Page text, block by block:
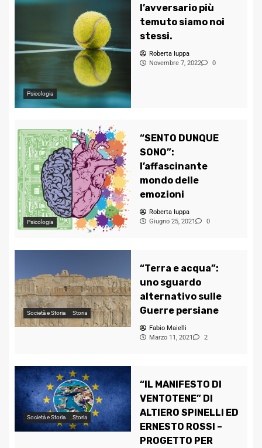
Psicologia
l’avversario più
temuto siamo noi
stessi.
Roberta Iuppa
Novembre 7, 2022
0
Psicologia
“SENTO DUNQUE
SONO”:
l’affascinante
mondo delle
emozioni
Roberta Iuppa
Giugno 25, 2021
0
Società e Storia Storia
“Terra e acqua”:
uno sguardo
alternativo sulle
Guerre persiane
Fabio Maielli
Marzo 11, 2021
2
Società e Storia Storia
“IL MANIFESTO DI
VENTOTENE” DI
ALTIERO SPINELLI ED
ERNESTO ROSSI –
PROGETTO PER